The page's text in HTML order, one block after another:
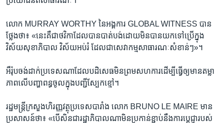
លោក​ MURRAY WORTHY​ នៃ​អង្គការ​ GLOBAL WITNESS​ បាន​
ថ្លែង​ថា៖ «នេះ​គឺ​ជា​ថវិកា​ដែល​បាន​បាត់​បង់​ដោយ​មិន​បាន​យក​ទៅ​ប្រើ​ក្នុង​
វិស័យ​សុខាភិបាល​ វិស័យ​អប់រំ​ ដែល​ជា​សេវាកម្ម​សាធារណៈ​សំខាន់ៗ»។
អឺរ៉ុប​ចង់​ដាក់​ប្រទេស​ណា​ដែល​បដិសេធ​មិន​ព្រម​សហការ​ដើម្បី​ធ្វើឲ្យ​មាន​តម្លា
ភាព​លើ​បញ្ហា​ពន្ធ​ចូល​ក្នុង​បញ្ជី​ស្បែក​ខ្មៅ។
រដ្ឋមន្ត្រី​ក្រសួង​ហិរញ្ញវត្ថុ​ប្រទេស​បារាំង​ លោក​ BRUNO LE MAIRE​ មាន​
ប្រសាសន៍​ថា៖ «បើ​សិន​ជា​រដ្ឋាភិបាល​ណា​មិន​ប្រកាន់​ខ្ជាប់​នឹង​ការប្តេជ្ញា​របស់​